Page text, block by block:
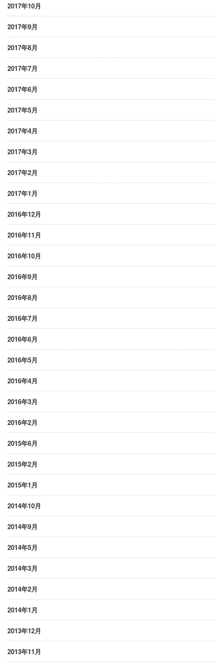
2017年10月
2017年9月
2017年8月
2017年7月
2017年6月
2017年5月
2017年4月
2017年3月
2017年2月
2017年1月
2016年12月
2016年11月
2016年10月
2016年9月
2016年8月
2016年7月
2016年6月
2016年5月
2016年4月
2016年3月
2016年2月
2015年6月
2015年2月
2015年1月
2014年10月
2014年9月
2014年5月
2014年3月
2014年2月
2014年1月
2013年12月
2013年11月